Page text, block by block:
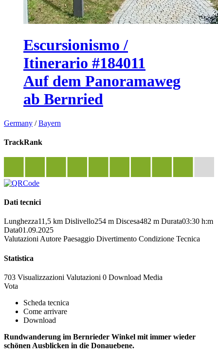
Escursionismo /
Itinerario #184011
Auf dem Panoramaweg
ab Bernried
Germany /Bayern
TrackRank
Dati tecnici
Lunghezza11,5 km Dislivello254 m Discesa482 m Durata03:30 h:m
Data01.09.2025
Valutazioni Autore Paesaggio Divertimento Condizione Tecnica
Statistica
703 Visualizzazioni Valutazioni 0 Download Media
Vota
Scheda tecnica
Come arrivare
Download
Rundwanderung im Bernrieder Winkel mit immer wieder
schönen Ausblicken in die Donauebene.